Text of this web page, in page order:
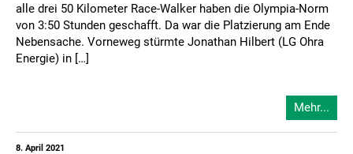
alle drei 50 Kilometer Race-Walker haben die Olympia-Norm
von 3:50 Stunden geschafft. Da war die Platzierung am Ende
Nebensache. Vorneweg stürmte Jonathan Hilbert (LG Ohra
Energie) in […]
Mehr...
8. April 2021